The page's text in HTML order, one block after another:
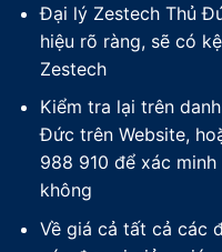
Đại lý Zestech Thủ
hiệu rõ ràng, sẽ có
Zestech
Kiểm tra lại trên
Đức trên Website,
988 910 để xác
không
Về giá cả tất cả các